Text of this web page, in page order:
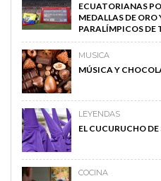
ECUATORIANAS
MEDALLAS DE ORO
PARALÍMPICOS DE
MUSICA
MÚSICA Y
LEYENDAS
EL CUCURUCHO
COCINA